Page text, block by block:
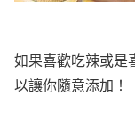
如果喜歡吃辣或是
以讓你隨意添加！